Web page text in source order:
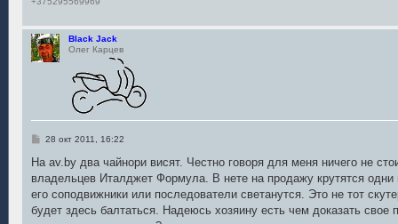
Black Jack
Олег Карцев
С
о
щ
е
и
28 окт 2011, 16:22
На av.by два чайнори висят. Честно говоря для меня ничего не
владельцев Италджет Формула. В нете на продажу крутятся
его соподвижники или последователи светанутся. Это не тот
будет здесь балтаться. Надеюсь хозяину есть чем доказать свое